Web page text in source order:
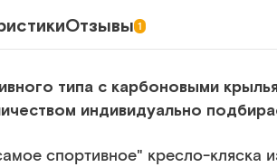
Отзывы 1
типа с карбоновыми
индивидуально
спортивное" кресло-кляска